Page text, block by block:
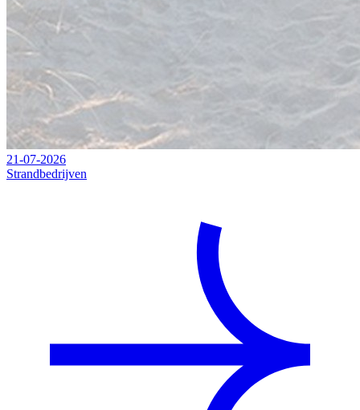
21-07-2026
Strandbedrijven